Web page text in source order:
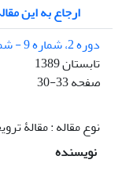
ارجاع به این
دوره 2، شماره 9 - شماره پیاپی 9
تابستان 1389
صفحه30-33
نوع مقاله : مقالۀ
نویسنده